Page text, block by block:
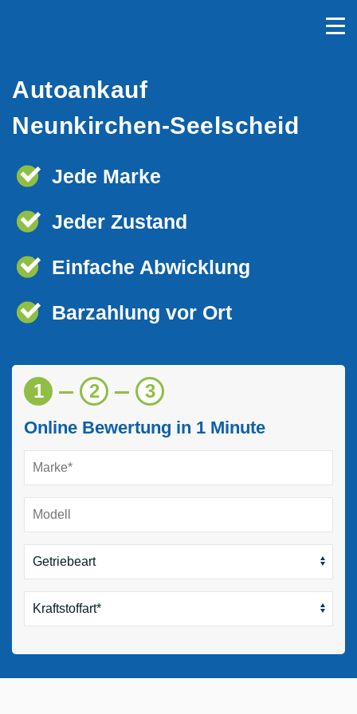
Autoankauf
Neunkirchen-Seelscheid
Jede Marke
Jeder Zustand
Einfache Abwicklung
Barzahlung vor Ort
1 2 3
Online Bewertung in 1 Minute